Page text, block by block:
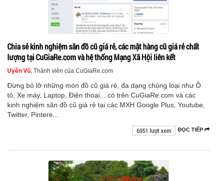
Chia sẻ kinh nghiệm săn đồ cũ giá rẻ, các mặt hàng cũ giá rẻ chất
lượng tại CuGiaRe.com và hệ thống Mạng Xã Hội liên kết
Uyên Vũ, Thành viên của CuGiaRe.com
Đừng bỏ lỡ những món đồ cũ giá rẻ, đa dạng chủng loại như Ô
tô, Xe máy, Laptop, Điện thoại... có trên CuGiaRe.com và các
kinh nghiệm săn đồ cũ giá rẻ tại các MXH Google Plus, Youtube,
Twitter, Pintere...
ĐỌC TIẾP
6951 lượt xem